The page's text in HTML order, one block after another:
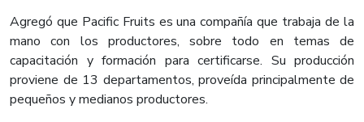
Agregó que Pacific Fruits es una compañía que trabaja de la
mano con los productores, sobre todo en temas de
capacitación y formación para certificarse. Su producción
proviene de 13 departamentos, proveída principalmente de
pequeños y medianos productores.